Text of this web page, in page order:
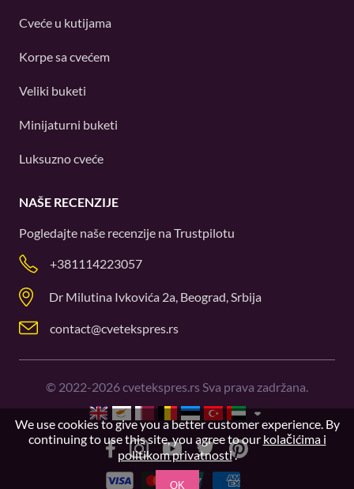
Cveće u kutijama
Korpe sa cvećem
Veliki buketi
Minijaturni buketi
Luksuzno cveće
NAŠE RECENZIJE
Pogledajte naše recenzije naTrustpilotu
+381114223057
Dr Milutina Ivkovića 2a, Beograd, Srbija
contact@cvetekspres.rs
© 2022-2026cvetekspres.rs Sva prava zadržana.
We use cookies to give you a better customer experience. By
continuing to use this site, you agree to our kolačićima i
politikom privatnosti.
OK